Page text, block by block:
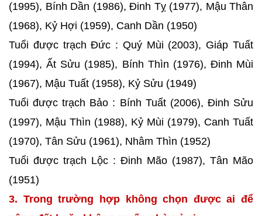
(1995), Bính Dần (1986), Đinh Tỵ (1977), Mậu Thân
(1968), Kỷ Hợi (1959), Canh Dần (1950)
Tuổi được trạch Đức : Quý Mùi (2003), Giáp Tuất
(1994), Ất Sửu (1985), Bính Thìn (1976), Đinh Mùi
(1967), Mậu Tuất (1958), Kỷ Sửu (1949)
Tuổi được trạch Bảo : Bính Tuất (2006), Đinh Sửu
(1997), Mậu Thìn (1988), Kỷ Mùi (1979), Canh Tuất
(1970), Tân Sửu (1961), Nhâm Thìn (1952)
Tuổi được trạch Lộc : Đinh Mão (1987), Tân Mão
(1951)
3. Trong trường hợp không chọn được ai để